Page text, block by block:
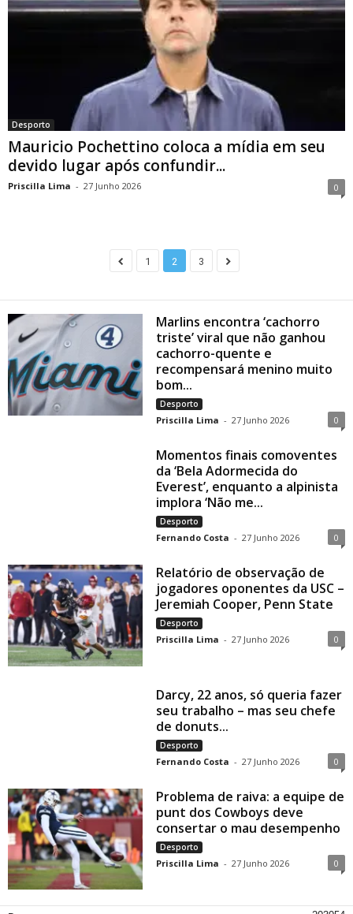
Desporto
Mauricio Pochettino coloca a mídia em seu
devido lugar após confundir...
Priscilla Lima - 27 Junho 2026 0
1 2 3
Marlins encontra ‘cachorro
triste’ viral que não ganhou
cachorro-quente e
recompensará menino muito
bom...
Desporto
Priscilla Lima - 27 Junho 2026 0
Momentos finais comoventes
da ‘Bela Adormecida do
Everest’, enquanto a alpinista
implora ‘Não me...
Desporto
Fernando Costa - 27 Junho 2026 0
Relatório de observação de
jogadores oponentes da USC –
Jeremiah Cooper, Penn State
Desporto
Priscilla Lima - 27 Junho 2026 0
Darcy, 22 anos, só queria fazer
seu trabalho – mas seu chefe
de donuts...
Desporto
Fernando Costa - 27 Junho 2026 0
Problema de raiva: a equipe de
punt dos Cowboys deve
consertar o mau desempenho
Desporto
Priscilla Lima - 27 Junho 2026 0